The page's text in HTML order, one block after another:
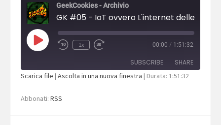
GeekCookies - Archivio
Play
Episode
1x 00:00 / 1:51:32
SUBSCRIBE SHARE
Scarica file | Ascolta in una nuova finestra | Durata: 1:51:32
Abbonati: RSS